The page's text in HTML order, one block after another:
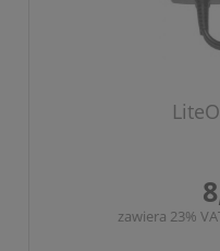
zawiera 23%